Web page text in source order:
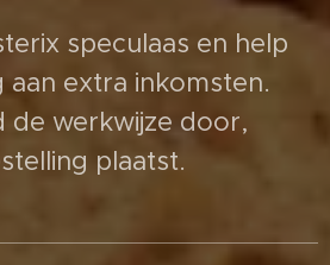
speculaas en help
aan extra inkomsten.
de werkwijze door,
plaatst.